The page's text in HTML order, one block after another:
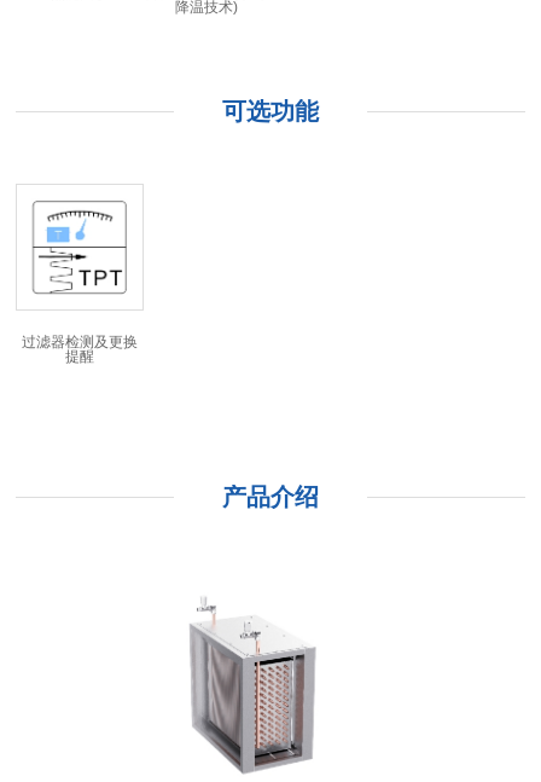
降温技术)
可选功能
过滤器检测及更换
提醒
产品介绍